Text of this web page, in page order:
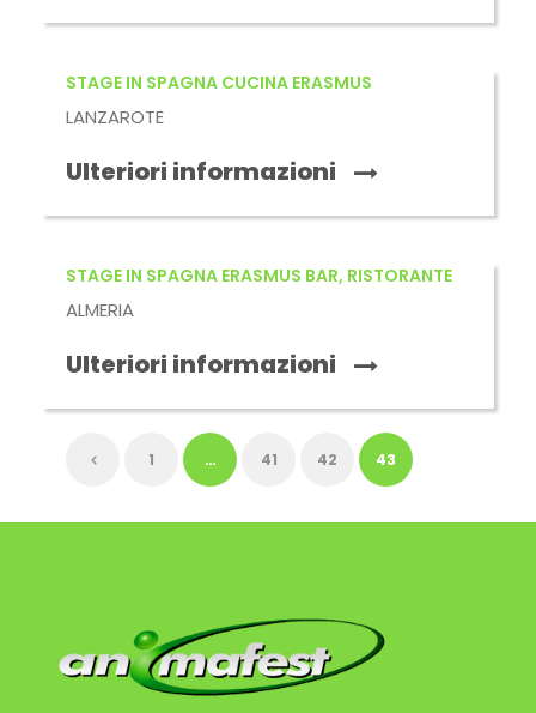
STAGE IN SPAGNA CUCINA ERASMUS
LANZAROTE
Ulteriori informazioni
STAGE IN SPAGNA ERASMUS BAR, RISTORANTE
ALMERIA
Ulteriori informazioni
1 … 41 42 43